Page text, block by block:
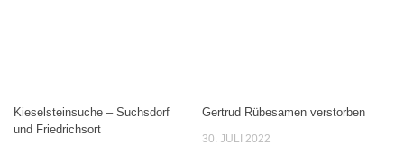
Kieselsteinsuche – Suchsdorf
und Friedrichsort
Gertrud Rübesamen verstorben
30. JULI 2022